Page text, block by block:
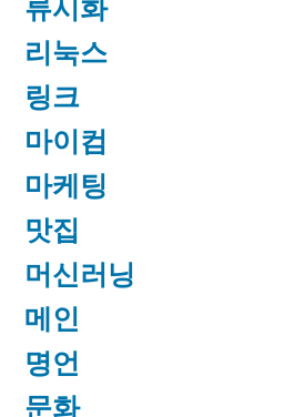
류시화
리눅스
링크
마이컴
마케팅
맛집
머신러닝
메인
명언
문화